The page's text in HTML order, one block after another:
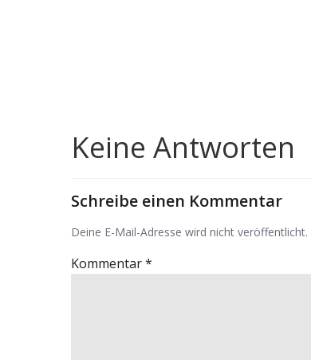
Keine Antworten
Schreibe einen Kommentar
Deine E-Mail-Adresse wird nicht veröffentlicht.
Kommentar*